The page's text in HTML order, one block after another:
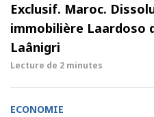
Exclusif. Maroc.
immobilière Laardoso
Laânigri
Lecture de 2 minutes
ECONOMIE